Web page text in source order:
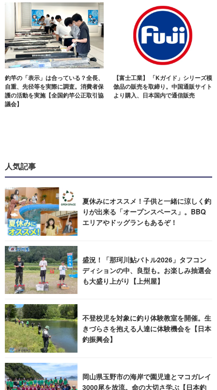
釣竿の「表示」は合っている？全長、
自重、先径等を実際に調査。消費者保
護の活動を実施【全国釣竿公正取引協
議会】
【富士工業】 「Kガイド」シリーズ模
倣品の販売を取締り。中国通販サイト
より購入、日本国内で通信販売
人気記事
夏休みにオススメ！子供と一緒に涼しく釣
りが出来る「オープンスペース」。BBQ
エリアやドッグランもあるぞ！
盛況！「那珂川鮎バトル2026」タフコン
ディションの中、良型も。お楽しみ抽選会
も大盛り上がり【上州屋】
不登校児を対象に釣り体験教室を開催。生
きづらさを抱える人達に体験機会を【日本
釣振興会】
岡山県玉野市の海岸で園児達とマコガレイ
3000尾を放流。命の大切さ学ぶ【日本釣